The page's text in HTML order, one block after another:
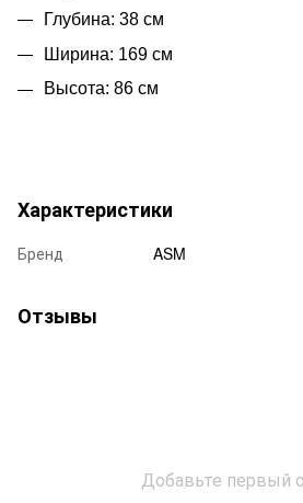
Глубина: 38 см
Ширина: 169 см
Высота: 86 см
Характеристики
Бренд ASM
Отзывы
Добавьте первый